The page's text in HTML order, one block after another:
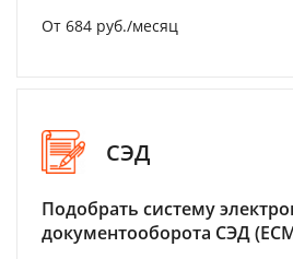
От 684 руб./месяц
СЭД
Подобрать систему
документооборота СЭД